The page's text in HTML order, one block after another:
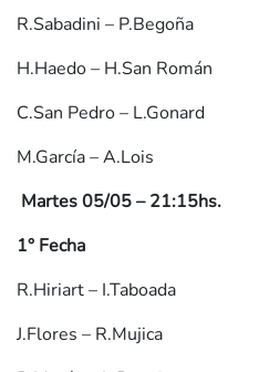
R.Sabadini – P.Begoña
H.Haedo – H.San Román
C.San Pedro – L.Gonard
M.García – A.Lois
Martes 05/05 – 21:15hs.
1° Fecha
R.Hiriart – I.Taboada
J.Flores – R.Mujica